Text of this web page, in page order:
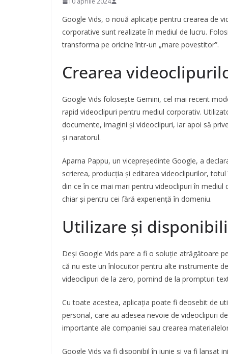
Google Vids, o nouă aplicație pentru crearea de
corporative sunt realizate în mediul de lucru.
transforma pe oricine într-un „mare povestitor”.
Crearea
Google Vids folosește Gemini, cel mai recent
rapid videoclipuri pentru mediul corporativ.
documente, imagini și videoclipuri, iar apoi să
și naratorul.
Aparna Pappu, un vicepreședinte Google, a
scrierea, producția și editarea videoclipurilor,
din ce în ce mai mari pentru videoclipuri în
chiar și pentru cei fără experiență în domeniu.
Utilizare și
Deși Google Vids pare a fi o soluție atrăgătoare
că nu este un înlocuitor pentru alte instrumente
videoclipuri de la zero, pornind de la prompturi
Cu toate acestea, aplicația poate fi deosebit de
personal, care au adesea nevoie de videoclipuri
importante ale companiei sau crearea
Google Vids va fi disponibil în iunie și va fi lansat